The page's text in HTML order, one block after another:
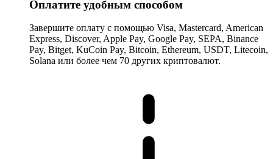
Оплатите удобным способом
Завершите оплату с помощью Visa, Mastercard, American
Express, Discover, Apple Pay, Google Pay, SEPA, Binance
Pay, Bitget, KuCoin Pay, Bitcoin, Ethereum, USDT, Litecoin,
Solana или более чем 70 других криптовалют.